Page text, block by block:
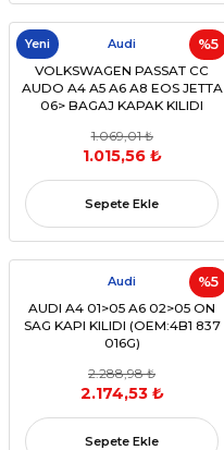
%5
Yeni Audi
VOLKSWAGEN PASSAT CC
AUDO A4 A5 A6 A8 EOS JETTA
06> BAGAJ KAPAK KILIDI
1.069,01 ₺
1.015,56 ₺
Sepete Ekle
%5
Audi
AUDI A4 01>05 A6 02>05 ON
SAG KAPI KILIDI (OEM:4B1 837
016G)
2.288,98 ₺
2.174,53 ₺
Sepete Ekle